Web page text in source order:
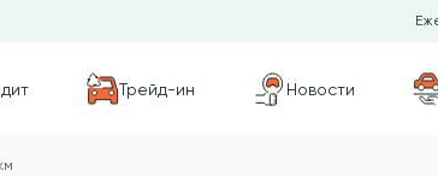
Трейд-ин Новости